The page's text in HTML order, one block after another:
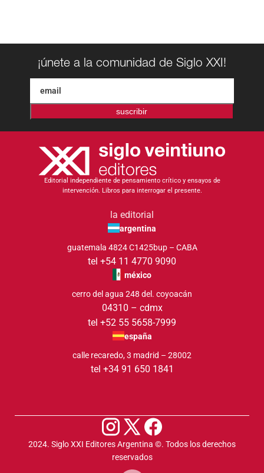
¡únete a la comunidad de Siglo XXI!
suscribir
Editorial independiente de pensamiento crítico y ensayos de
intervención. Libros para interrogar el presente.
la editorial
argentina
guatemala 4824 C1425bup – CABA
tel +54 11 4770 9090
méxico
cerro del agua 248 del. coyoacán
04310 – cdmx
tel +52 55 5658-7999
españa
calle recaredo, 3 madrid – 28002
tel +34 91 650 1841
2024. Siglo XXI Editores Argentina ©️. Todos los derechos
reservados